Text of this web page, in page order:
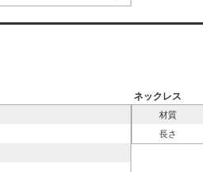
ネックレス
材質
長さ